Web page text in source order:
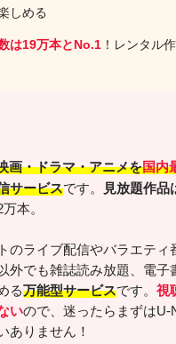
しめる
は19万本とNo.1 ！レンタル
画・ドラマ・アニメを国内
サービスです。 見放題作品
本。
のライブ配信やバラエティ
外でも雑誌読み放題、電子
る万能型サービスです。 視
いので、迷ったらまずはU-
ありません！